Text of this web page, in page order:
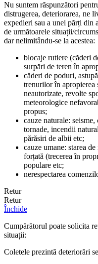
Nu suntem răspunzători
distrugerea, deteriorarea, ne
expedieri sau a unei părți din
de următoarele situații/
dar nelimitându-se la acestea:
blocaje rutiere (căderi
surpări de teren în
căderi de poduri,
trenurilor în apropierea
neautorizate, revolte
meteorologice
propus;
cauze naturale:
tornade, incendii
părăsiri de albii etc;
cauze umane: starea
forțată (trecerea în
populare etc;
nerespectarea
Retur
Retur
Închide
Cumpărătorul poate solicita
situații:
Coletele prezintă deteriorări